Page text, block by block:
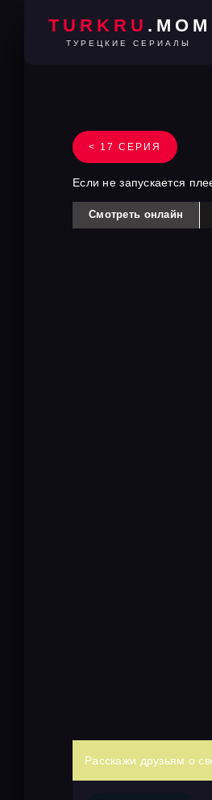
TURKRU .MOM
ТУРЕЦКИЕ СЕРИАЛЫ
< 17 СЕРИЯ
Если не запускается
Смотреть онлайн
Расскажи друзьям о